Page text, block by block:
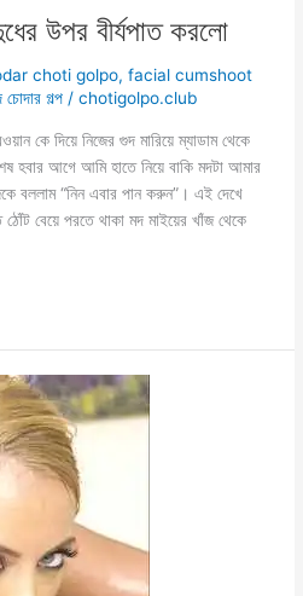
উপর বীর্যপাত করলো
choti golpo,facial cumshoot
গল্প /chotigolpo.club
কে দিয়ে নিজের গুদ মারিয়ে ম্যাডাম থেকে
হবার আগে আমি হাতে নিয়ে বাকি মদটা আমার
বললাম “নিন এবার পান করুন”। এই দেখে
ঠোঁট বেয়ে পরতে থাকা মদ মাইয়ের খাঁজ থেকে